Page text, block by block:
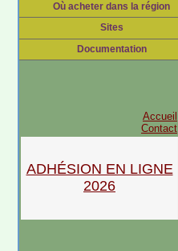
Où acheter dans la région
Sites
Documentation
Accueil
Contact
ADHÉSION EN LIGNE
2026